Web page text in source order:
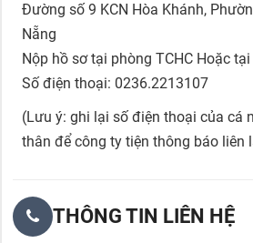
Đường số 9 KCN Hòa Khánh,
Nẵng
Nộp hồ sơ tại phòng TCHC Hoặc
Số điện thoại: 0236.2213107
(Lưu ý: ghi lại số điện thoại của cá
thân để công ty tiện thông báo liên
THÔNG TIN LIÊN HỆ